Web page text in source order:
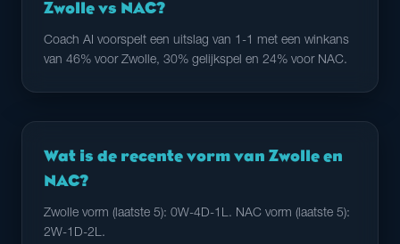
Zwolle vs NAC?
Coach AI voorspelt een uitslag van 1-1 met een winkans
van 46% voor Zwolle, 30% gelijkspel en 24% voor NAC.
Wat is de recente vorm van Zwolle en
NAC?
Zwolle vorm (laatste 5): 0W-4D-1L. NAC vorm (laatste 5):
2W-1D-2L.